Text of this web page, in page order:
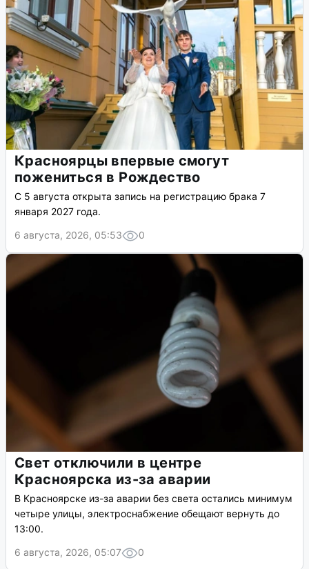
Красноярцы впервые смогут
пожениться в Рождество
С 5 августа открыта запись на регистрацию брака 7
января 2027 года.
6 августа, 2026, 05:53
0
Свет отключили в центре
Красноярска из-за аварии
В Красноярске из-за аварии без света остались минимум
четыре улицы, электроснабжение обещают вернуть до
13:00.
6 августа, 2026, 05:07
0